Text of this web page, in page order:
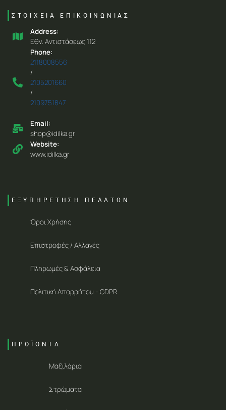
ΣΤΟΙΧΕΙΑ ΕΠΙΚΟΙΝΩΝΙΑΣ
Address:
Eθν. Aντιστάσεως 112
Phone:
2118008556
/
2105201660
/
2109751847
Email:
shop@idilka.gr
Website:
www.idilka.gr
ΕΞΥΠΗΡΕΤΗΣΗ ΠΕΛΑΤΩΝ
Όροι Χρήσης
Επιστροφές / Αλλαγές
Πληρωμές & Ασφάλεια
Πολιτική Απορρήτου - GDPR
ΠΡΟΪΟΝΤΑ
Μαξιλάρια
Στρώματα